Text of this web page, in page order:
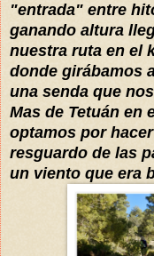
"entrada" entre
ganando altura
nuestra ruta en el
donde girábamos
una senda que
Mas de Tetuán en
optamos por
resguardo de las
un viento que era